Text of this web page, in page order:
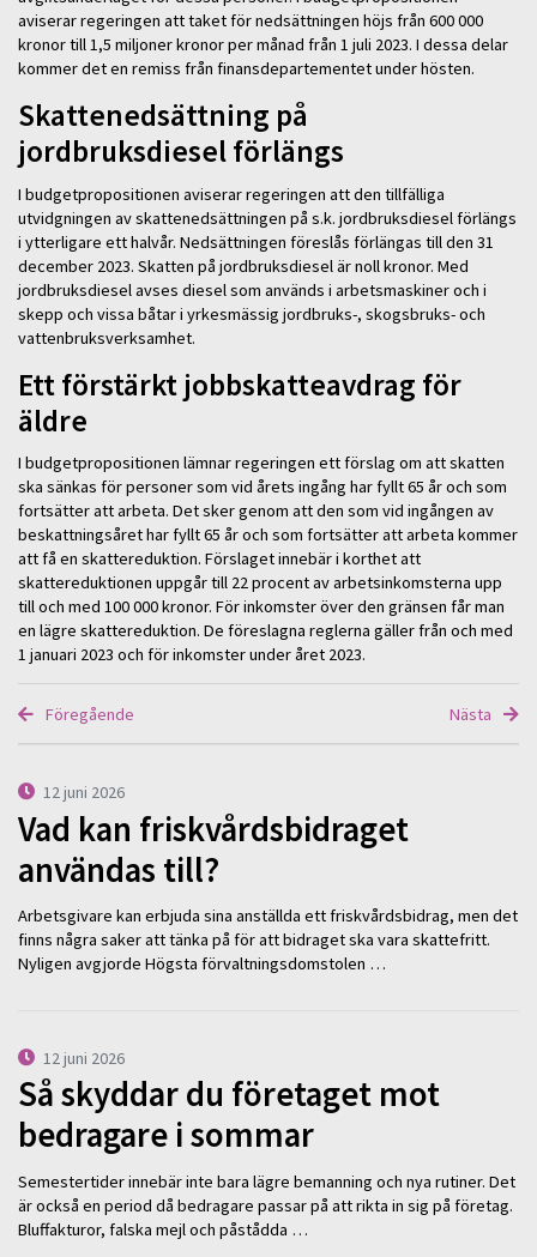
aviserar regeringen att taket för nedsättningen höjs från 600 000
kronor till 1,5 miljoner kronor per månad från 1 juli 2023. I dessa delar
kommer det en remiss från finansdepartementet under hösten.
Skattenedsättning på
jordbruksdiesel förlängs
I budgetpropositionen aviserar regeringen att den tillfälliga
utvidgningen av skattenedsättningen på s.k. jordbruksdiesel förlängs
i ytterligare ett halvår. Nedsättningen föreslås förlängas till den 31
december 2023. Skatten på jordbruksdiesel är noll kronor. Med
jordbruksdiesel avses diesel som används i arbetsmaskiner och i
skepp och vissa båtar i yrkesmässig jordbruks-, skogsbruks- och
vattenbruksverksamhet.
Ett förstärkt jobbskatteavdrag för
äldre
I budgetpropositionen lämnar regeringen ett förslag om att skatten
ska sänkas för personer som vid årets ingång har fyllt 65 år och som
fortsätter att arbeta. Det sker genom att den som vid ingången av
beskattningsåret har fyllt 65 år och som fortsätter att arbeta kommer
att få en skattereduktion. Förslaget innebär i korthet att
skattereduktionen uppgår till 22 procent av arbetsinkomsterna upp
till och med 100 000 kronor. För inkomster över den gränsen får man
en lägre skattereduktion. De föreslagna reglerna gäller från och med
1 januari 2023 och för inkomster under året 2023.
Föregående Nästa
12 juni 2026
Vad kan friskvårdsbidraget
användas till?
Arbetsgivare kan erbjuda sina anställda ett friskvårdsbidrag, men det
finns några saker att tänka på för att bidraget ska vara skattefritt.
Nyligen avgjorde Högsta förvaltningsdomstolen …
12 juni 2026
Så skyddar du företaget mot
bedragare i sommar
Semestertider innebär inte bara lägre bemanning och nya rutiner. Det
är också en period då bedragare passar på att rikta in sig på företag.
Bluffakturor, falska mejl och påstådda …